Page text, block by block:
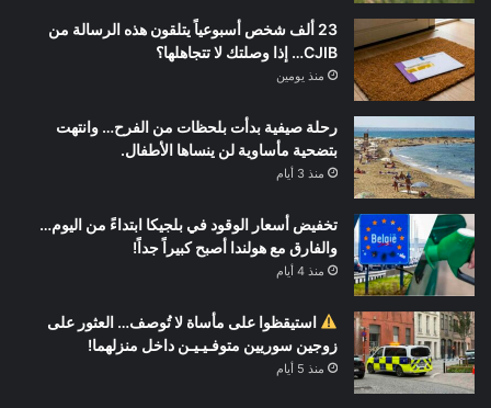
23 ألف شخص أسبوعياً يتلقون هذه الرسالة من
CJIB… إذا وصلتك لا تتجاهلها؟
منذ يومين
رحلة صيفية بدأت بلحظات من الفرح… وانتهت
بتضحية مأساوية لن ينساها الأطفال.
منذ 3 أيام
تخفيض أسعار الوقود في بلجيكا ابتداءً من اليوم…
والفارق مع هولندا أصبح كبيراً جداً!
منذ 4 أيام
استيقظوا على مأساة لا تُوصف… العثور على
زوجين سوريين متوفـيـيـن داخل منزلهما!
منذ 5 أيام